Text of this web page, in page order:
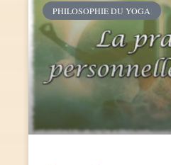
PHILOSOPHIE DU YOGA